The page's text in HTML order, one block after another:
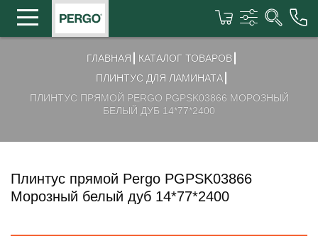
ГЛАВНАЯ
КАТАЛОГ ТОВАРОВ
ПЛИНТУС ДЛЯ ЛАМИНАТА
ПЛИНТУС ПРЯМОЙ PERGO PGPSK03866 МОРОЗНЫЙ
БЕЛЫЙ ДУБ 14*77*2400
Плинтус прямой Pergo PGPSK03866
Морозный белый дуб 14*77*2400